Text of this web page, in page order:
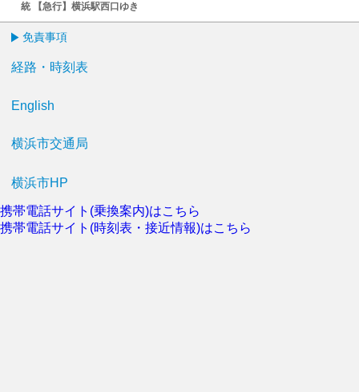
統 【急行】横浜駅西口ゆき
免責事項
経路・時刻表
English
横浜市交通局
横浜市HP
携帯電話サイト(乗換案内)はこちら
携帯電話サイト(時刻表・接近情報)はこちら